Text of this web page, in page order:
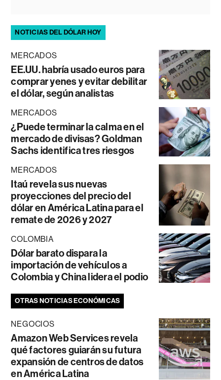
NOTICIAS DEL DÓLAR HOY
MERCADOS
EE.UU. habría usado euros para
comprar yenes y evitar debilitar
el dólar, según analistas
MERCADOS
¿Puede terminar la calma en el
mercado de divisas? Goldman
Sachs identifica tres riesgos
MERCADOS
Itaú revela sus nuevas
proyecciones del precio del
dólar en América Latina para el
remate de 2026 y 2027
COLOMBIA
Dólar barato dispara la
importación de vehículos a
Colombia y China lidera el podio
OTRAS NOTICIAS ECONÓMICAS
NEGOCIOS
Amazon Web Services revela
qué factores guiarán su futura
expansión de centros de datos
en América Latina